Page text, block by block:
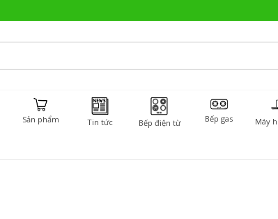
Sản phẩm Tin tức Bếp điện từ Bếp gas Máy